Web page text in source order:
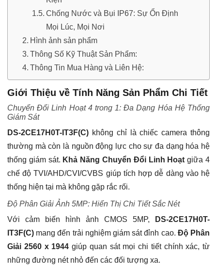
Chống Nước và Bụi IP67: Sự Ổn Định
Mọi Lúc, Mọi Nơi
Hình ảnh sản phẩm
Thông Số Kỹ Thuật Sản Phẩm:
Thông Tin Mua Hàng và Liên Hệ:
Giới Thiệu về Tính Năng Sản Phẩm Chi Tiết
Chuyển Đổi Linh Hoạt 4 trong 1: Đa Dạng Hóa Hệ Thống
Giám Sát
DS-2CE17H0T-IT3F(C) không chỉ là chiếc camera thông
thường mà còn là nguồn động lực cho sự đa dạng hóa hệ
thống giám sát. Khả Năng Chuyển Đổi Linh Hoạt giữa 4
chế độ TVI/AHD/CVI/CVBS giúp tích hợp dễ dàng vào hệ
thống hiện tại mà không gặp rắc rối.
Độ Phân Giải Ảnh 5MP: Hiển Thị Chi Tiết Sắc Nét
Với cảm biến hình ảnh CMOS 5MP,
DS-2CE17H0T-
IT3F(C) mang đến trải nghiệm giám sát đỉnh cao. Độ Phân
Giải 2560 x 1944 giúp quan sát mọi chi tiết chính xác, từ
những đường nét nhỏ đến các đối tượng xa.